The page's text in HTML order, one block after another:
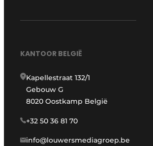
KANTOOR BELGIË
Kapellestraat 132/1
Gebouw G
8020 Oostkamp België
+32 50 36 81 70
info@louwersmediagroep.be